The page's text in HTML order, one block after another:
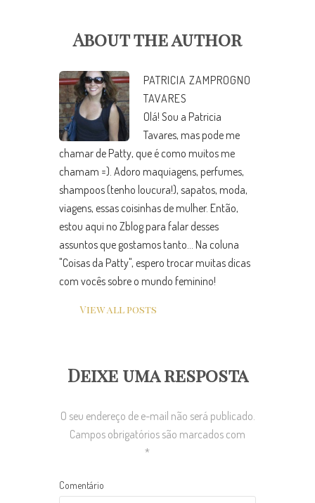
About the author
PATRICIA ZAMPROGNO
TAVARES
Olá! Sou a Patricia
Tavares, mas pode me
chamar de Patty, que é como muitos me
chamam =). Adoro maquiagens, perfumes,
shampoos (tenho loucura!), sapatos, moda,
viagens, essas coisinhas de mulher. Então,
estou aqui no Zblog para falar desses
assuntos que gostamos tanto... Na coluna
"Coisas da Patty", espero trocar muitas dicas
com vocês sobre o mundo feminino!
View all posts
Deixe uma resposta
O seu endereço de e-mail não será publicado.
Campos obrigatórios são marcados com
*
Comentário